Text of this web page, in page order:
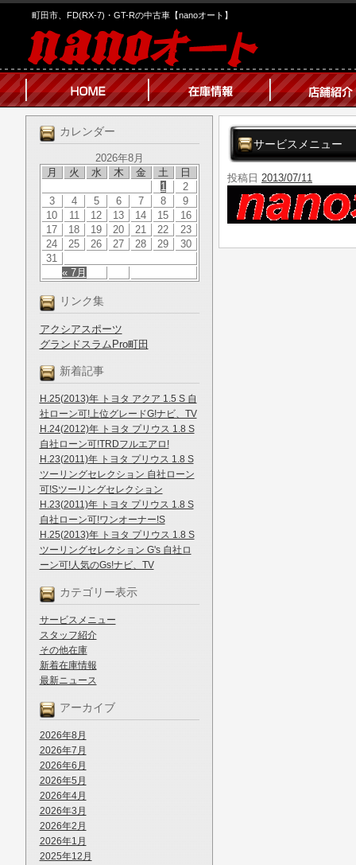
町田市、FD(RX-7)・GT-Rの中古車【nanoオート】
カレンダー
2026年8月
月
火 水 木 金 土 日
« 7月
1
2
3
4 5 6 7 8
9
10
11 12 13 14 15
16
17
18 19 20 21 22
23
24
25 26 27 28 29
30
31
リンク集
アクシアスポーツ
グランドスラムPro町田
新着記事
H.25(2013)年 トヨタ アクア 1.5 S 自
社ローン可!上位グレードG!ナビ、TV
H.24(2012)年 トヨタ プリウス 1.8 S
自社ローン可!TRDフルエアロ!
H.23(2011)年 トヨタ プリウス 1.8 S
ツーリングセレクション 自社ローン
可!Sツーリングセレクション
H.23(2011)年 トヨタ プリウス 1.8 S
自社ローン可!ワンオーナー!S
H.25(2013)年 トヨタ プリウス 1.8 S
ツーリングセレクション G's 自社ロ
ーン可!人気のGs!ナビ、TV
カテゴリー表示
サービスメニュー
スタッフ紹介
その他在庫
新着在庫情報
最新ニュース
アーカイブ
2026年8月
2026年7月
2026年6月
2026年5月
2026年4月
2026年3月
2026年2月
2026年1月
2025年12月
サービスメニュー
投稿日 2013/07/11